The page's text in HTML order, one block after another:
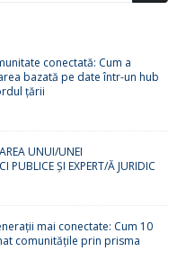
bazată pe date într-un hub
țării
UNUI/UNEI
ȘI EXPERT/Ă JURIDIC
mai conectate: Cum 10
comunitățile prin prisma